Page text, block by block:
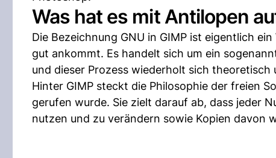
Was hat es mit Antilopen
Die Bezeichnung GNU in GIMP ist eigentlich
gut ankommt. Es handelt sich um ein
und dieser Prozess wiederholt sich theoretisch
Hinter GIMP steckt die Philosophie der freien
gerufen wurde. Sie zielt darauf ab, dass jeder
nutzen und zu verändern sowie Kopien davon